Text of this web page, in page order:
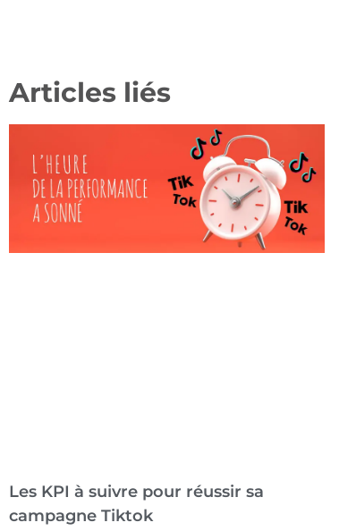
Articles liés
Les KPI à suivre pour réussir sa
campagne Tiktok